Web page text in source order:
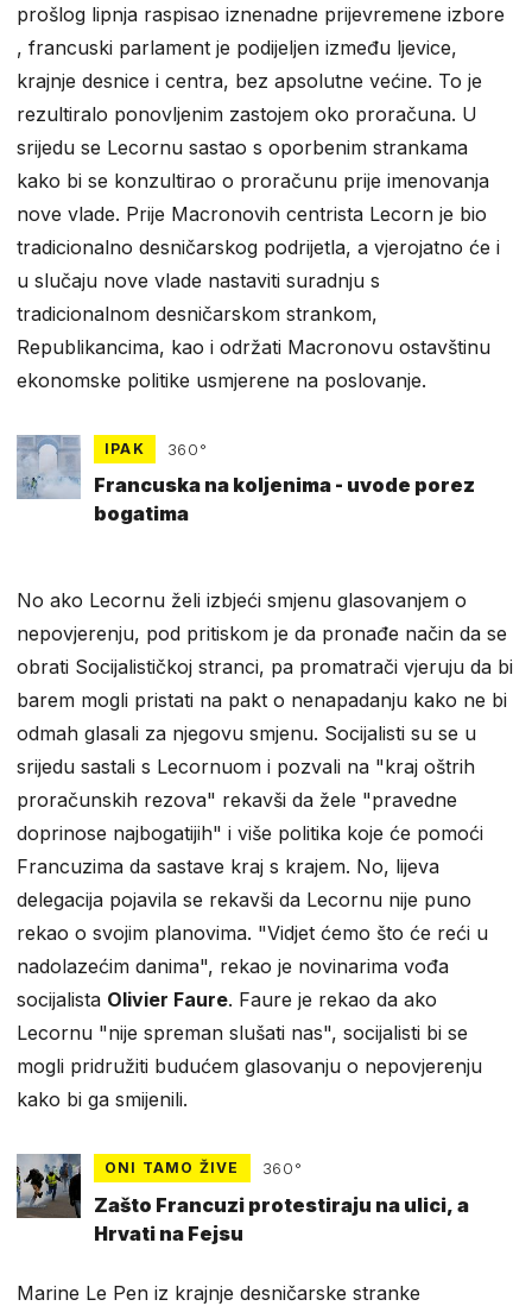
prošlog lipnja raspisao iznenadne prijevremene izbore
, francuski parlament je podijeljen između ljevice,
krajnje desnice i centra, bez apsolutne većine. To je
rezultiralo ponovljenim zastojem oko proračuna. U
srijedu se Lecornu sastao s oporbenim strankama
kako bi se konzultirao o proračunu prije imenovanja
nove vlade. Prije Macronovih centrista Lecorn je bio
tradicionalno desničarskog podrijetla, a vjerojatno će i
u slučaju nove vlade nastaviti suradnju s
tradicionalnom desničarskom strankom,
Republikancima, kao i održati Macronovu ostavštinu
ekonomske politike usmjerene na poslovanje.
IPAK 360°
Francuska na koljenima - uvode porez
bogatima
No ako Lecornu želi izbjeći smjenu glasovanjem o
nepovjerenju, pod pritiskom je da pronađe način da se
obrati Socijalističkoj stranci, pa promatrači vjeruju da bi
barem mogli pristati na pakt o nenapadanju kako ne bi
odmah glasali za njegovu smjenu. Socijalisti su se u
srijedu sastali s Lecornuom i pozvali na "kraj oštrih
proračunskih rezova" rekavši da žele "pravedne
doprinose najbogatijih" i više politika koje će pomoći
Francuzima da sastave kraj s krajem. No, lijeva
delegacija pojavila se rekavši da Lecornu nije puno
rekao o svojim planovima. "Vidjet ćemo što će reći u
nadolazećim danima", rekao je novinarima vođa
socijalista Olivier Faure. Faure je rekao da ako
Lecornu "nije spreman slušati nas", socijalisti bi se
mogli pridružiti budućem glasovanju o nepovjerenju
kako bi ga smijenili.
ONI TAMO ŽIVE 360°
Zašto Francuzi protestiraju na ulici, a
Hrvati na Fejsu
Marine Le Pen iz krajnje desničarske stranke